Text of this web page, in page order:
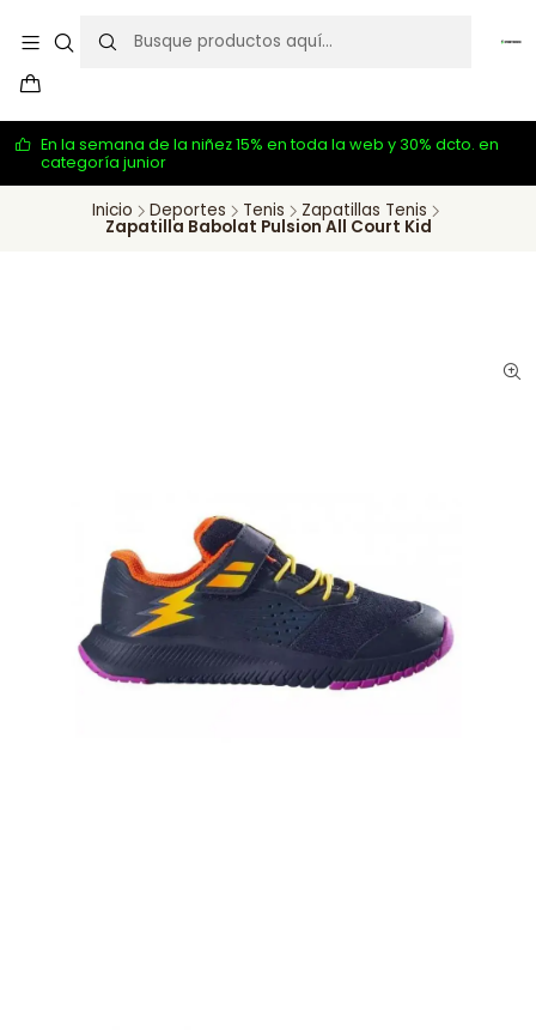
En la semana de la niñez 15% en toda la web y 30% dcto. en
categoría junior
Inicio Deportes Tenis Zapatillas Tenis
Zapatilla Babolat Pulsion All Court Kid